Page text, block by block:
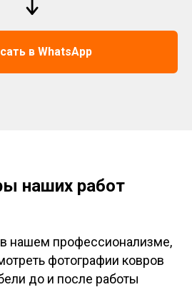
в WhatsApp
наших работ
нашем профессионализме,
фотографии ковров
до и после работы